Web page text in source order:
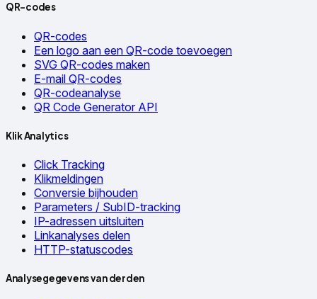
QR-codes
QR-codes
Een logo aan een QR-code toevoegen
SVG QR-codes maken
E-mail QR-codes
QR-codeanalyse
QR Code Generator API
Klik Analytics
Click Tracking
Klikmeldingen
Conversie bijhouden
Parameters / SubID-tracking
IP-adressen uitsluiten
Linkanalyses delen
HTTP-statuscodes
Analysegegevens van derden